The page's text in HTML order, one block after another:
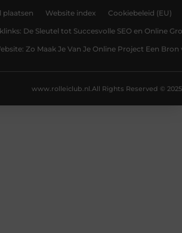
plaatsen Website index Cookiebeleid (EU)
De Sleutel tot Succesvolle SEO en Online
Zo Maak Je Van Je Online Project Een
All Rights Reserved © 2025
www.rolleiclub.nl.